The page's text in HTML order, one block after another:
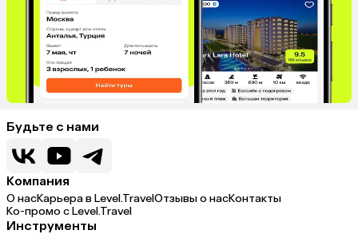
Будьте с нами
Компания
О насКарьера в Level.TravelОтзывы о насКонтакты
Ко-промо с Level.Travel
Инструменты